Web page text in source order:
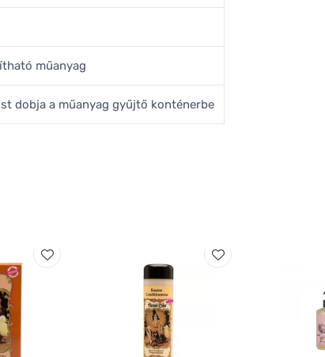
műanyag
dobja a műanyag gyűjtő konténerbe